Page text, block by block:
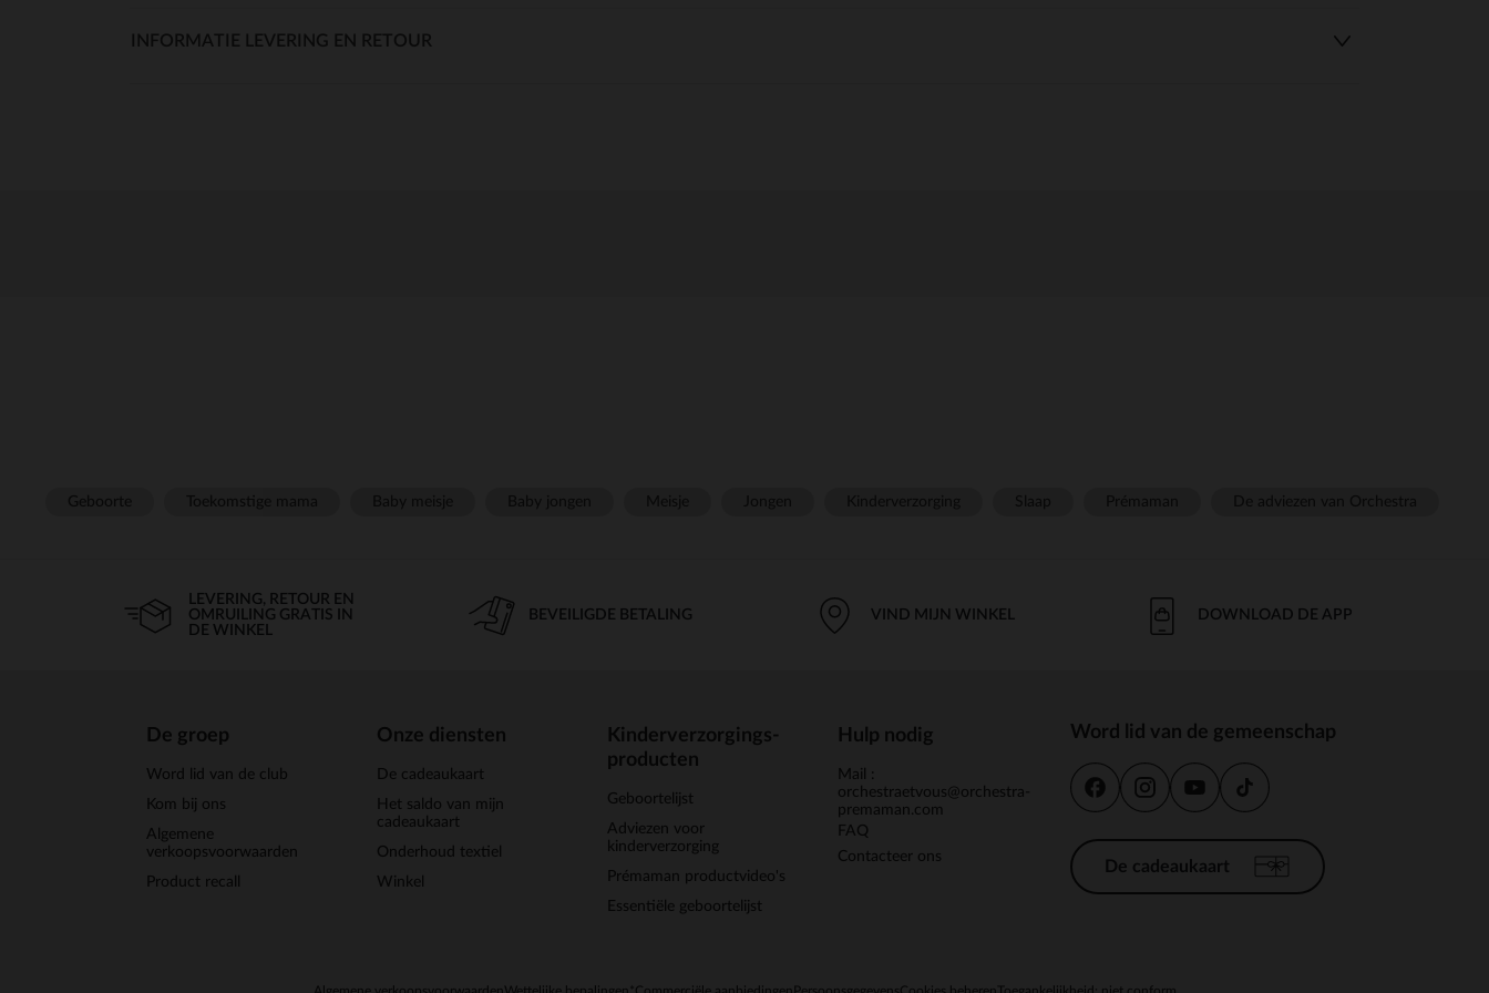
INFORMATIE LEVERING EN RETOUR
LEVERING, RETOUR EN
OMRUILING GRATIS IN
DE WINKEL
BEVEILIGDE BETALING VIND MIJN WINKEL DOWNLOAD DE APP
De groep
Word lid van de club
Kom bij ons
Algemene
verkoopsvoorwaarden
Product recall
Onze diensten
De cadeaukaart
Het saldo van mijn
cadeaukaart
Onderhoud textiel
Winkel
Kinderverzorgings-
producten
Geboortelijst
Adviezen voor
kinderverzorging
Prémaman productvideo's
Essentiële geboortelijst
Hulp nodig
Mail :
orchestraetvous@orchestra-
premaman.com
FAQ
Contacteer ons
Word lid van de gemeenschap
De cadeaukaart